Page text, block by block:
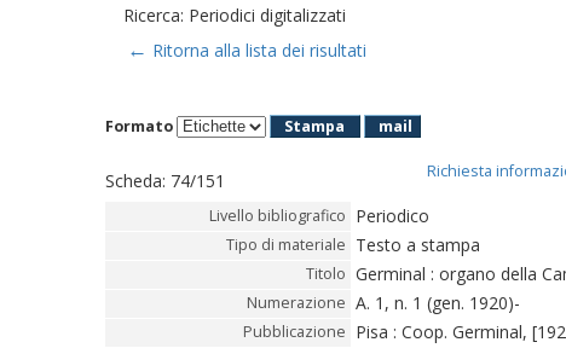
Ricerca: Periodici digitalizzati
← Ritorna alla lista dei risultati
Formato Stampa mail
Scheda: 74/151 Richiesta
Livello bibliografico Periodico
Tipo di materiale Testo a stampa
Titolo Germinal : organo della
Numerazione A. 1, n. 1 (gen. 1920)-
Pubblicazione Pisa : Coop. Germinal,